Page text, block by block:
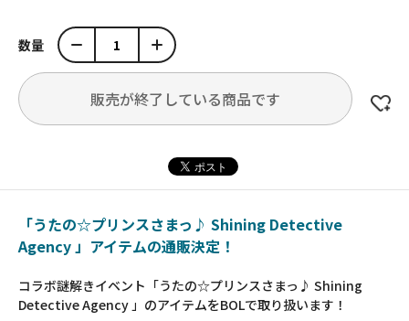
数量
販売が終了している商品です
「うたの☆プリンスさまっ♪ Shining Detective
Agency 」アイテムの通販決定！
コラボ謎解きイベント「うたの☆プリンスさまっ♪ Shining
Detective Agency 」のアイテムをBOLで取り扱います！